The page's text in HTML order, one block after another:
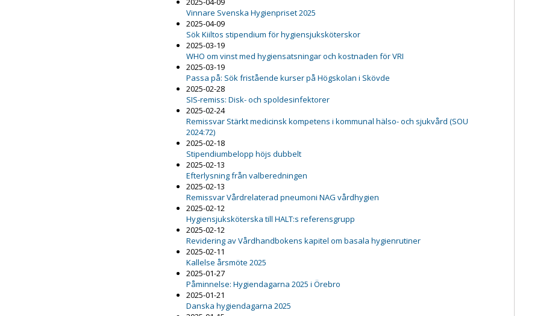
Vinnare Svenska Hygienpriset 2025
2025-04-09
Sök Kiiltos stipendium för hygiensjuksköterskor
2025-03-19
WHO om vinst med hygiensatsningar och kostnaden för VRI
2025-03-19
Passa på: Sök fristående kurser på Högskolan i Skövde
2025-02-28
SIS-remiss: Disk- och spoldesinfektorer
2025-02-24
Remissvar Stärkt medicinsk kompetens i kommunal hälso- och sjukvård (SOU
2024:72)
2025-02-18
Stipendiumbelopp höjs dubbelt
2025-02-13
Efterlysning från valberedningen
2025-02-13
Remissvar Vårdrelaterad pneumoni NAG vårdhygien
2025-02-12
Hygiensjuksköterska till HALT:s referensgrupp
2025-02-12
Revidering av Vårdhandbokens kapitel om basala hygienrutiner
2025-02-11
Kallelse årsmöte 2025
2025-01-27
Påminnelse: Hygiendagarna 2025 i Örebro
2025-01-21
Danska hygiendagarna 2025